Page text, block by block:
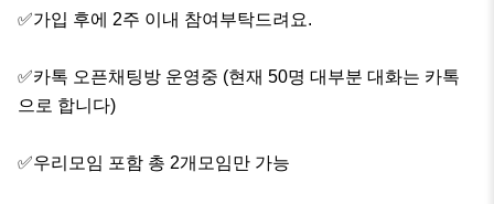
✅가입 후에 2주 이내 참여부탁드려요.
✅카톡 오픈채팅방 운영중 (현재 50명 대부분 대화는 카톡
으로 합니다)
✅우리모임 포함 총 2개모임만 가능